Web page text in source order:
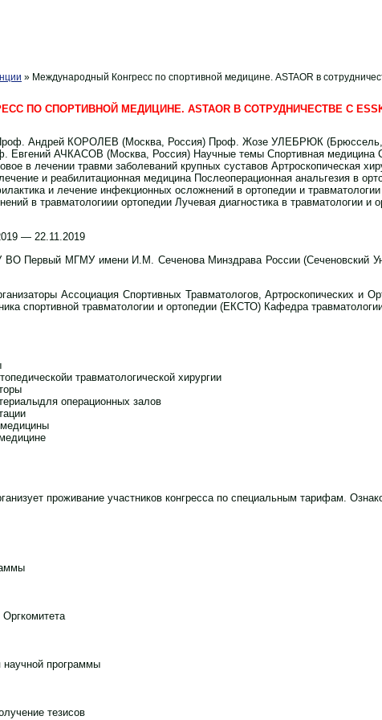
» Международный Конгресс по спортивной медицине. ASTAOR в
ПО СПОРТИВНОЙ МЕДИЦИНЕ. ASTAOR В СОТРУДНИЧЕСТВЕ С
Проф. Андрей КОРОЛЕВ (Москва, Россия) Проф. Жозе УЛЕБРЮК
Евгений АЧКАСОВ (Москва, Россия) Научные темы Спортивная медицина
в лечении травми заболеваний крупных суставов Артроскопическая
и реабилитационная медицина Послеоперационная анальгезия в
и лечение инфекционных осложнений в ортопедии и
в травматологиии ортопедии Лучевая диагностика в травматологии и
— 22.11.2019
Первый МГМУ имени И.М. Сеченова Минздрава России (Сеченовский
Ассоциация Спортивных Травматологов, Артроскопических и
спортивной травматологии и ортопедии (ЕКСТО) Кафедра
травматологической хирургии
операционных залов
проживание участников конгресса по специальным тарифам.
программы
тезисов